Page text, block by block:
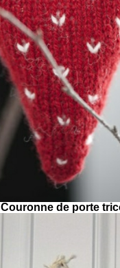
Couronne de porte